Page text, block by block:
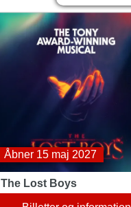
The Lost Boys
Åbner 15 maj 2027
The Lost Boys